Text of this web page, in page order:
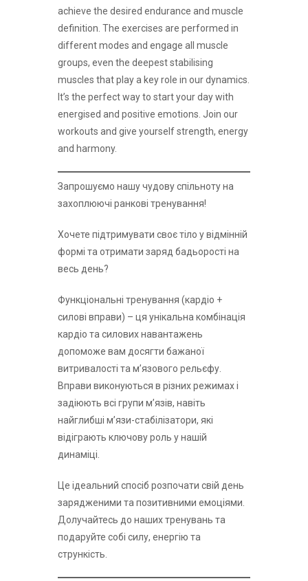
achieve the desired endurance and muscle
definition. The exercises are performed in
different modes and engage all muscle
groups, even the deepest stabilising
muscles that play a key role in our dynamics.
It’s the perfect way to start your day with
energised and positive emotions. Join our
workouts and give yourself strength, energy
and harmony.
Запрошуємо нашу чудову спільноту на
захоплюючі ранкові тренування!
Хочете підтримувати своє тіло у відмінній
формі та отримати заряд бадьорості на
весь день?
Функціональні тренування (кардіо +
силові вправи) – ця унікальна комбінація
кардіо та силових навантажень
допоможе вам досягти бажаної
витривалості та м’язового рельєфу.
Вправи виконуються в різних режимах і
задіюють всі групи м’язів, навіть
найглибші м’язи-стабілізатори, які
відіграють ключову роль у нашій
динаміці.
Це ідеальний спосіб розпочати свій день
зарядженими та позитивними емоціями.
Долучайтесь до наших тренувань та
подаруйте собі силу, енергію та
стрункість.